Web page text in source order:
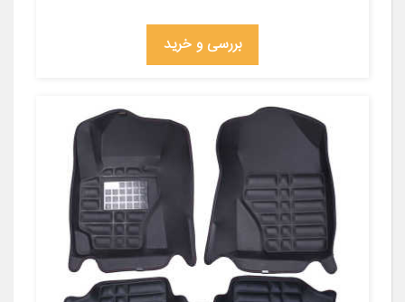
بررسی و خرید